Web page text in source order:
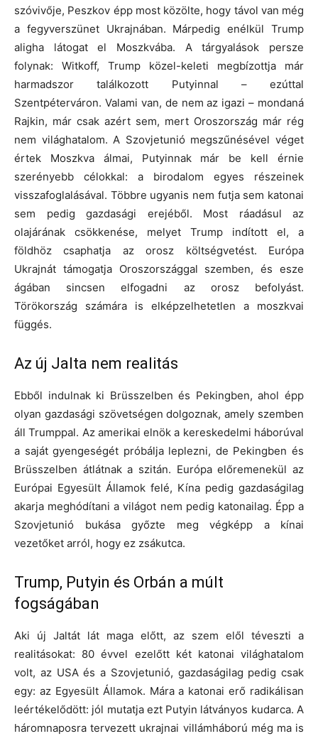
szóvivője, Peszkov épp most közölte, hogy távol van még
a fegyverszünet Ukrajnában. Márpedig enélkül Trump
aligha látogat el Moszkvába. A tárgyalások persze
folynak: Witkoff, Trump közel-keleti megbízottja már
harmadszor találkozott Putyinnal – ezúttal
Szentpéterváron. Valami van, de nem az igazi – mondaná
Rajkin, már csak azért sem, mert Oroszország már rég
nem világhatalom. A Szovjetunió megszűnésével véget
értek Moszkva álmai, Putyinnak már be kell érnie
szerényebb célokkal: a birodalom egyes részeinek
visszafoglalásával. Többre ugyanis nem futja sem katonai
sem pedig gazdasági erejéből. Most ráadásul az
olajárának csökkenése, melyet Trump indított el, a
földhöz csaphatja az orosz költségvetést. Európa
Ukrajnát támogatja Oroszországgal szemben, és esze
ágában sincsen elfogadni az orosz befolyást.
Törökország számára is elképzelhetetlen a moszkvai
függés.
Az új Jalta nem realitás
Ebből indulnak ki Brüsszelben és Pekingben, ahol épp
olyan gazdasági szövetségen dolgoznak, amely szemben
áll Trumppal. Az amerikai elnök a kereskedelmi háborúval
a saját gyengeségét próbálja leplezni, de Pekingben és
Brüsszelben átlátnak a szitán. Európa előremenekül az
Európai Egyesült Államok felé, Kína pedig gazdaságilag
akarja meghódítani a világot nem pedig katonailag. Épp a
Szovjetunió bukása győzte meg végképp a kínai
vezetőket arról, hogy ez zsákutca.
Trump, Putyin és Orbán a múlt
fogságában
Aki új Jaltát lát maga előtt, az szem elől téveszti a
realitásokat: 80 évvel ezelőtt két katonai világhatalom
volt, az USA és a Szovjetunió, gazdaságilag pedig csak
egy: az Egyesült Államok. Mára a katonai erő radikálisan
leértékelődött: jól mutatja ezt Putyin látványos kudarca. A
háromnaposra tervezett ukrajnai villámháború még ma is